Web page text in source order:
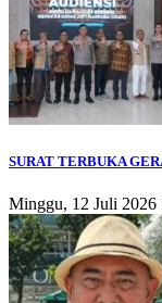
SURAT TERBUKA
Minggu, 12 Juli 2026